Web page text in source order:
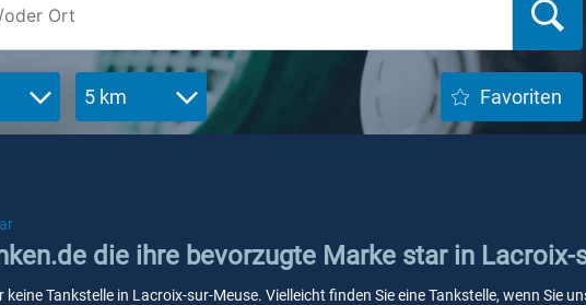
5 km Favoriten
die ihre bevorzugte Marke star in Lacroix-
Tankstelle in Lacroix-sur-Meuse. Vielleicht finden Sie eine Tankstelle, wenn Sie